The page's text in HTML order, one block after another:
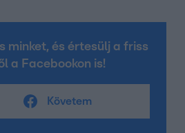
minket, és értesülj a friss
a Facebookon is!
Követem